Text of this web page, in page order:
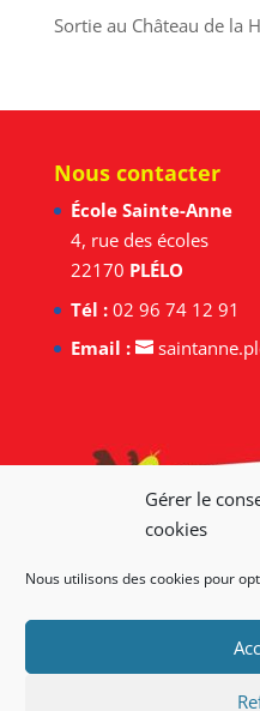
Gérer le
cookies
Nous utilisons des cookies pour
Sortie au Château de la
Nous contacter
École Sainte-Anne
4, rue des écoles
22170 PLÉLO
Tél :02 96 74 12 91
Email :
Nous situer